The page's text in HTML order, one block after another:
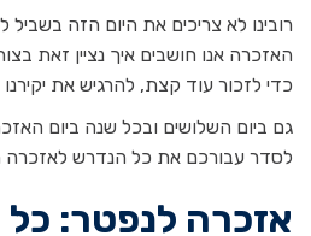
רובינו לא צריכים את היום הזה בשביל
האזכרה אנו חושבים איך נציין זאת
כדי לזכור עוד קצת, להרגיש את
גם ביום השלושים ובכל שנה ביום
לסדר עבורכם את כל הנדרש לאזכרה
אזכרה לנפטר: